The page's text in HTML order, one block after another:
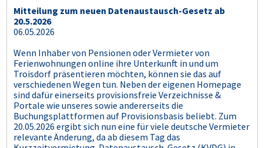
Mitteilung zum neuen Datenaustausch-Gesetz ab
20.5.2026
06.05.2026
Wenn Inhaber von Pensionen oder Vermieter von
Ferienwohnungen online ihre Unterkunft in und um
Troisdorf präsentieren möchten, können sie das auf
verschiedenen Wegen tun. Neben der eigenen Homepage
sind dafür einerseits provisionsfreie Verzeichnisse &
Portale wie unseres sowie andererseits die
Buchungsplattformen auf Provisionsbasis beliebt. Zum
20.05.2026 ergibt sich nun eine für viele deutsche Vermieter
relevante Änderung, da ab diesem Tag das